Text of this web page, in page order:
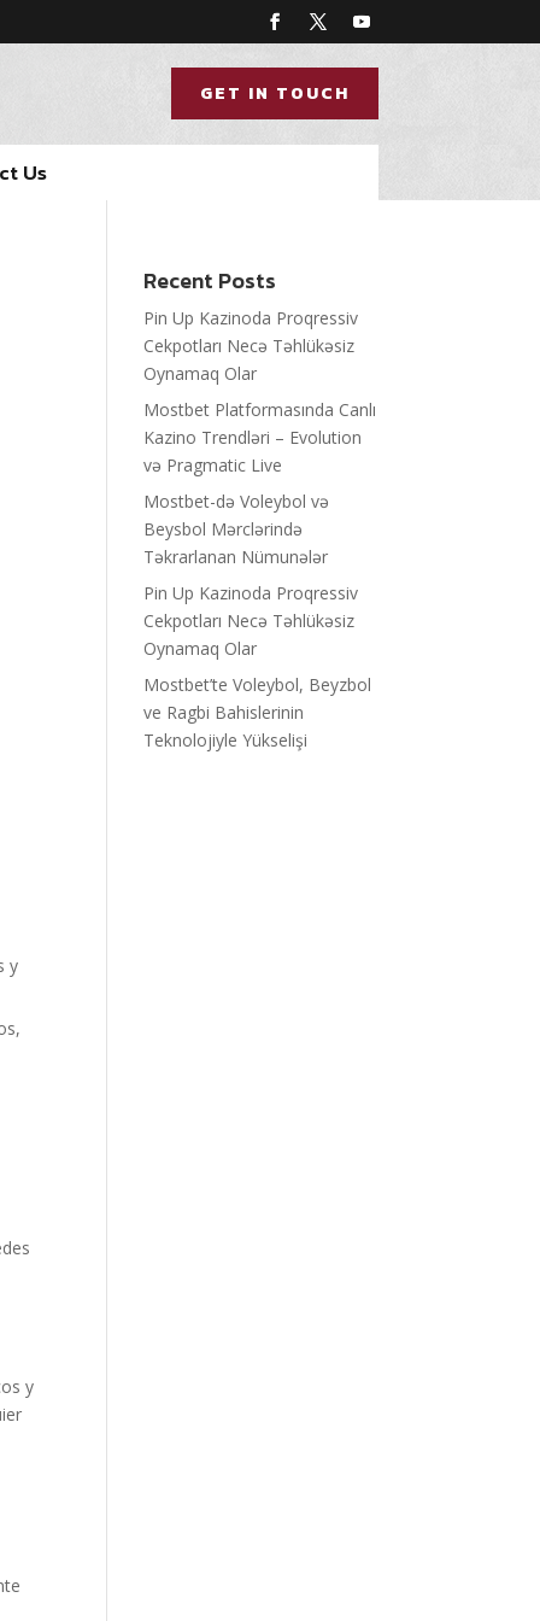
GET IN TOUCH
Us
y
y
Recent Posts
Pin Up Kazinoda Proqressiv
Cekpotları Necə Təhlükəsiz
Oynamaq Olar
Mostbet Platformasında Canlı
Kazino Trendləri – Evolution
və Pragmatic Live
Mostbet-də Voleybol və
Beysbol Mərclərində
Təkrarlanan Nümunələr
Pin Up Kazinoda Proqressiv
Cekpotları Necə Təhlükəsiz
Oynamaq Olar
Mostbet’te Voleybol, Beyzbol
ve Ragbi Bahislerinin
Teknolojiyle Yükselişi